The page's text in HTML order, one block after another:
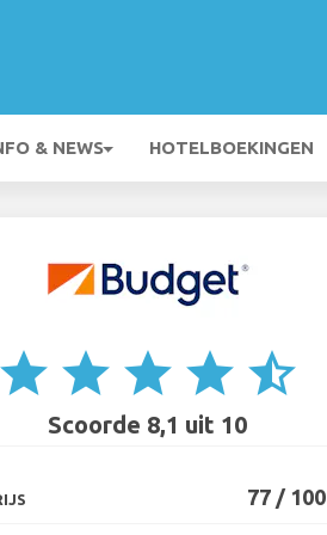
& NEWS HOTELBOEKINGEN
star star star star star_half
Scoorde 8,1 uit 10
77 / 100